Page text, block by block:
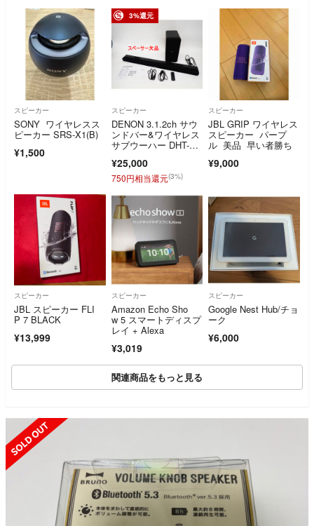
スピーカー
SONY ワイヤレスス
ピーカー SRS-X1(B)
¥1,500
3%還元
スピーカー
DENON 3.1.2ch サウ
ンドバー&ワイヤレス
サブウーハー DHT-C5
ン R2608-042
¥25,000
750円相当還元(3%)
スピーカー
JBL GRIP ワイヤレス
スピーカー パープ
ル 美品 早い者勝ち
¥9,000
スピーカー
JBL スピーカー FLI
P 7 BLACK
¥13,999
スピーカー
Amazon Echo Sho
w 5 スマートディスプ
レイ + Alexa
¥3,019
スピーカー
Google Nest Hub/チョ
ーク
¥6,000
関連商品をもっと見る